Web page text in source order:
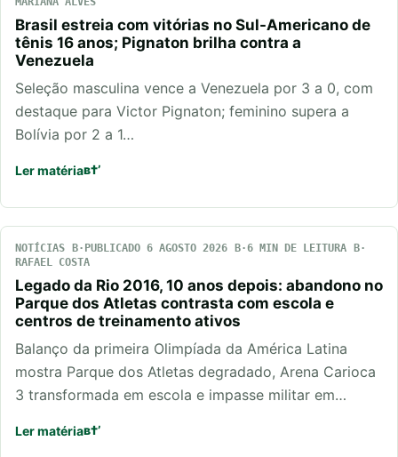
Brasil estreia com vitórias no Sul-Americano de
tênis 16 anos; Pignaton brilha contra a
Venezuela
Seleção masculina vence a Venezuela por 3 a 0, com
destaque para Victor Pignaton; feminino supera a
Bolívia por 2 a 1…
Ler matéria
NOTÍCIAS PUBLICADO 6 AGOSTO 2026
6 MIN DE LEITURA
RAFAEL COSTA
Legado da Rio 2016, 10 anos depois: abandono no
Parque dos Atletas contrasta com escola e
centros de treinamento ativos
Balanço da primeira Olimpíada da América Latina
mostra Parque dos Atletas degradado, Arena Carioca
3 transformada em escola e impasse militar em…
Ler matéria